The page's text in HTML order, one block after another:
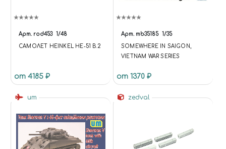
Арт. rod453 1/48
САМОЛЕТ HEINKEL HE-51 B.2
от 4185 ₽
Арт. mb35185 1/35
SOMEWHERE IN SAIGON,
VIETNAM WAR SERIES
от 1370 ₽
um zedval